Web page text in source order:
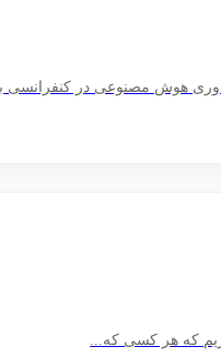
که هر کسی که...